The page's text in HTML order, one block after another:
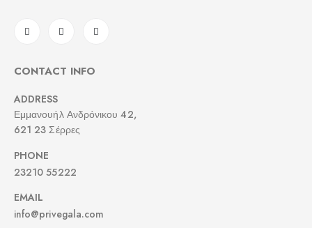
CONTACT INFO
ADDRESS
Εμμανουήλ Ανδρόνικου 42,
621 23 Σέρρες
PHONE
23210 55222
EMAIL
info@privegala.com